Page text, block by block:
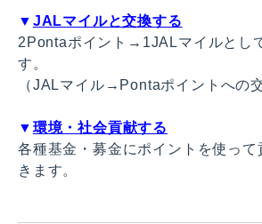
▼ JALマイルと交換する
2Pontaポイント→1JALマイルとし
す。
（JALマイル→Pontaポイントへの
▼ 環境・社会貢献する
各種基金・募金にポイントを使って
きます。